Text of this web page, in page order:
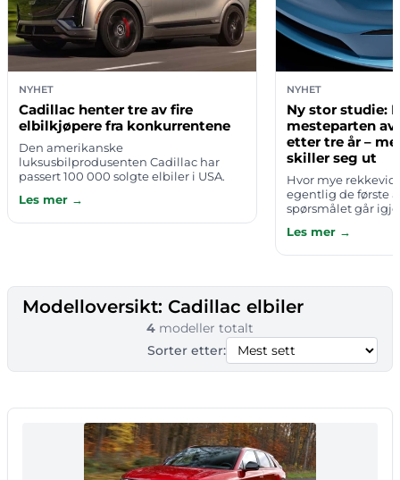
NYHET
Cadillac henter tre av fire
elbilkjøpere fra konkurrentene
Den amerikanske
luksusbilprodusenten Cadillac har
passert 100 000 solgte elbiler i USA.
tallet i seg selv – det er hvem som
Les mer →
NYHET
Ny stor studie:
mesteparten
etter tre år –
skiller seg ut
Hvor mye
egentlig de første
spørsmålet går
bruktmarkedet.
Les mer →
Modelloversikt: Cadillac elbiler
4 modeller totalt
Sorter etter: